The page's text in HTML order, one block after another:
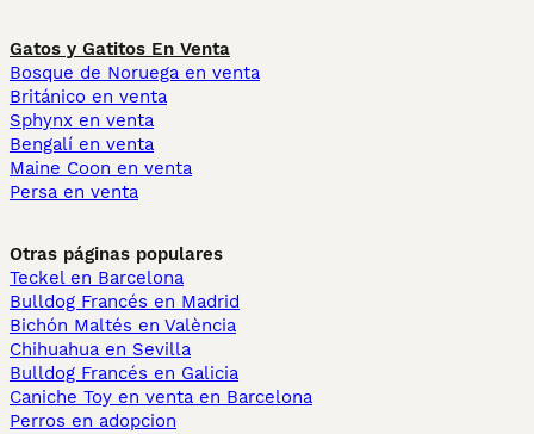
Gatos y Gatitos En Venta
Bosque de Noruega en venta
Británico en venta
Sphynx en venta
Bengalí en venta
Maine Coon en venta
Persa en venta
Otras páginas populares
Teckel en Barcelona
Bulldog Francés en Madrid
Bichón Maltés en València
Chihuahua en Sevilla
Bulldog Francés en Galicia
Caniche Toy en venta en Barcelona
Perros en adopcion